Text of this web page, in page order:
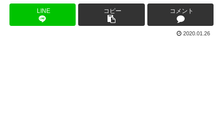
LINE コピー コメント
2020.01.26